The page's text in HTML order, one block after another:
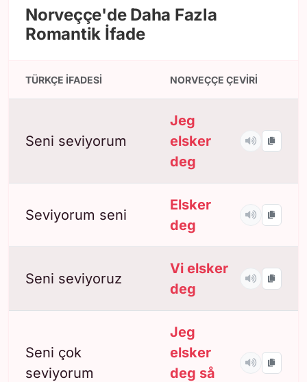
Norveççe'de Daha Fazla
Romantik İfade
TÜRKÇE İFADESI NORVEÇÇE ÇEVIRI
Seni seviyorum
Jeg
elsker
deg
Seviyorum seni
Elsker
deg
Seni seviyoruz
Vi elsker
deg
Seni çok
seviyorum
Jeg
elsker
deg så